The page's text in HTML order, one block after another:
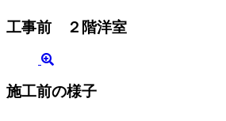
工事前 ２階洋室
施工前の様子